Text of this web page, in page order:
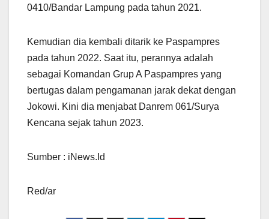
0410/Bandar Lampung pada tahun 2021.
Kemudian dia kembali ditarik ke Paspampres
pada tahun 2022. Saat itu, perannya adalah
sebagai Komandan Grup A Paspampres yang
bertugas dalam pengamanan jarak dekat dengan
Jokowi. Kini dia menjabat Danrem 061/Surya
Kencana sejak tahun 2023.
Sumber : iNews.Id
Red/ar